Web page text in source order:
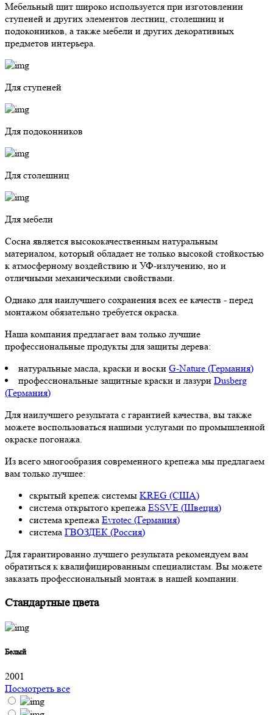
Мебельный щит широко используется при изготовлении
ступеней и других элементов лестниц, столешниц и
подоконников, а также мебели и других декоративных
предметов интерьера.
Для ступеней
Для подоконников
Для столешниц
Для мебели
Сосна является высококачественным натуральным
материалом, который обладает не только высокой стойкостью
к атмосферному воздействию и УФ-излучению, но и
отличными механическими свойствами.
Однако для наилучшего сохранения всех ее качеств - перед
монтажом обязательно требуется окраска.
Наша компания предлагает вам только лучшие
профессиональные продукты для защиты дерева:
натуральные масла, краски и воски G-Nature (Германия)
профессиональные защитные краски и лазури Dusberg
(Германия)
Для наилучшего результата с гарантией качества, вы также
можете воспользоваться нашими услугами по промышленной
окраске погонажа.
Из всего многообразия современного крепежа мы предлагаем
вам только лучшее:
скрытый крепеж системы KREG (США)
система открытого крепежа ESSVE (Швеция)
система крепежа Evrotec (Германия)
система ГВОЗДЕК (Россия)
Для гарантированно лучшего результата рекомендуем вам
обратиться к квалифицированным специалистам. Вы можете
заказать профессиональный монтаж в нашей компании.
Стандартные цвета
Белый
2001
Посмотреть все